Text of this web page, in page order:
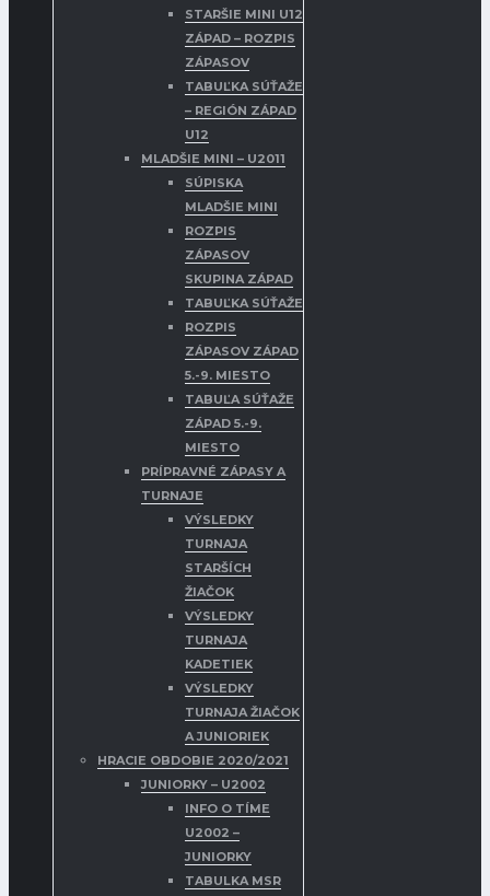
STARŠIE MINI U12
ZÁPAD – ROZPIS
ZÁPASOV
TABUĽKA SÚŤAŽE
– REGIÓN ZÁPAD
U12
MLADŠIE MINI – U2011
SÚPISKA
MLADŠIE MINI
ROZPIS
ZÁPASOV
SKUPINA ZÁPAD
TABUĽKA SÚŤAŽE
ROZPIS
ZÁPASOV ZÁPAD
5.-9. MIESTO
TABUĽA SÚŤAŽE
ZÁPAD 5.-9.
MIESTO
PRÍPRAVNÉ ZÁPASY A
TURNAJE
VÝSLEDKY
TURNAJA
STARŠÍCH
ŽIAČOK
VÝSLEDKY
TURNAJA
KADETIEK
VÝSLEDKY
TURNAJA ŽIAČOK
A JUNIORIEK
HRACIE OBDOBIE 2020/2021
JUNIORKY – U2002
INFO O TÍME
U2002 –
JUNIORKY
TABULKA MSR